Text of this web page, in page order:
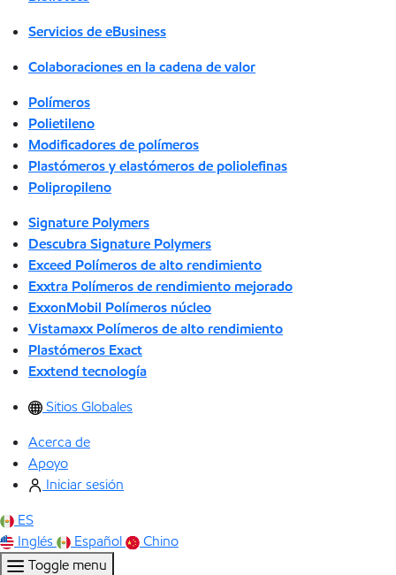
Servicios de eBusiness
Colaboraciones en la cadena de valor
Polímeros
Polietileno
Modificadores de polímeros
Plastómeros y elastómeros de poliolefinas
Polipropileno
Signature Polymers
Descubra Signature Polymers
Exceed Polímeros de alto rendimiento
Exxtra Polímeros de rendimiento mejorado
ExxonMobil Polímeros núcleo
Vistamaxx Polímeros de alto rendimiento
Plastómeros Exact
Exxtend tecnología
Sitios Globales
Acerca de
Apoyo
Iniciar sesión
ES
Inglés
Español
Chino
Toggle menu